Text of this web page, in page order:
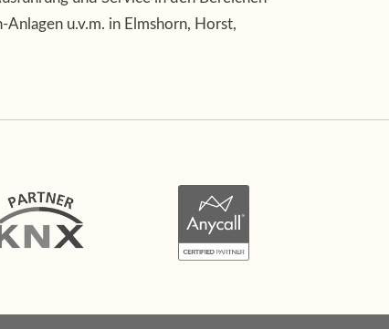
u.v.m. in Elmshorn, Horst,